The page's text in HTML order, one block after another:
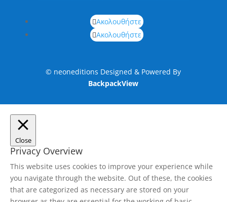
Ακολουθήστε
Ακολουθήστε
© neoneditions Designed & Powered By
BackpackView
Close
Privacy Overview
This website uses cookies to improve your experience while
you navigate through the website. Out of these, the cookies
that are categorized as necessary are stored on your